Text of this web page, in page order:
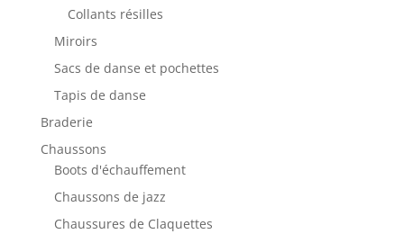
Collants résilles
Miroirs
Sacs de danse et pochettes
Tapis de danse
Braderie
Chaussons
Boots d'échauffement
Chaussons de jazz
Chaussures de Claquettes